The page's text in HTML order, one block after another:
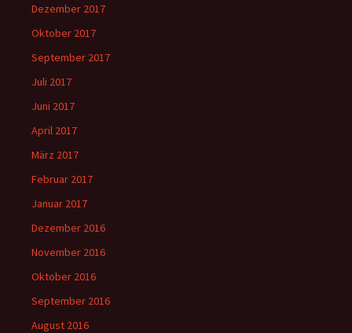
Dezember 2017
Oktober 2017
September 2017
Juli 2017
Juni 2017
April 2017
März 2017
Februar 2017
Januar 2017
Dezember 2016
November 2016
Oktober 2016
September 2016
August 2016